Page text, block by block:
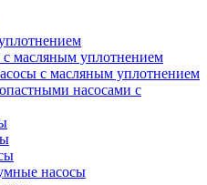
масляным уплотнением
с масляным уплотнением
насосами с
насосы